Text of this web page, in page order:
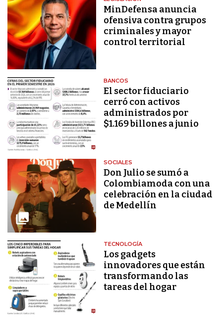
MinDefensa anuncia
ofensiva contra grupos
criminales y mayor
control territorial
BANCOS
El sector fiduciario
cerró con activos
administrados por
$1.169 billones a junio
SOCIALES
Don Julio se sumó a
Colombiamoda con una
celebración en la ciudad
de Medellín
TECNOLOGÍA
Los gadgets
innovadores que están
transformando las
tareas del hogar